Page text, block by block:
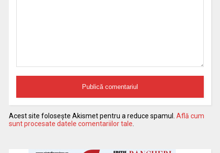
Acest site folosește Akismet pentru a reduce spamul. Află cum
sunt procesate datele comentariilor tale.